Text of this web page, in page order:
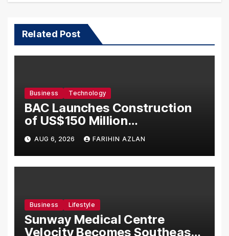
Related Post
Business Technology
BAC Launches Construction
of US$150 Million
Manufacturing Facility in
Malaysia
AUG 6, 2026 FARIHIN AZLAN
Business Lifestyle
Sunway Medical Centre
Velocity Becomes Southeast